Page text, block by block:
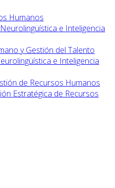
Humanos
e Inteligencia
y Gestión del Talento
e Inteligencia
de Recursos Humanos
Estratégica de Recursos